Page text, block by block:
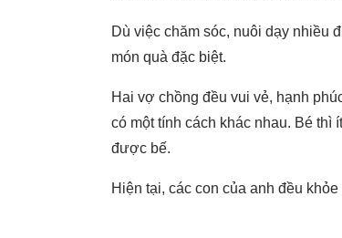
Dù việc chăm sóc, nuôi dạy nhiều
món quà đặc biệt.
Hai vợ chồng đều vui vẻ, hạnh
có một tính cách khác nhau. Bé thì
được bế.
Hiện tại, các con của anh đều